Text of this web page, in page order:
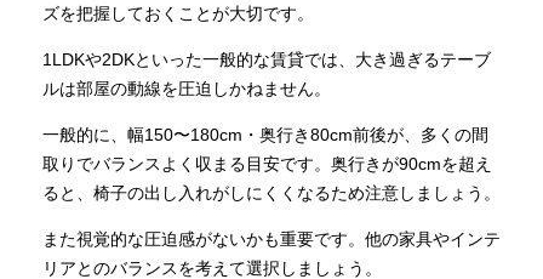
ズを把握しておくことが大切です。
1LDKや2DKといった一般的な賃貸では、大き過ぎるテーブ
ルは部屋の動線を圧迫しかねません。
一般的に、幅150〜180cm・奥行き80cm前後が、多くの間
取りでバランスよく収まる目安です。奥行きが90cmを超え
ると、椅子の出し入れがしにくくなるため注意しましょう。
また視覚的な圧迫感がないかも重要です。他の家具やインテ
リアとのバランスを考えて選択しましょう。